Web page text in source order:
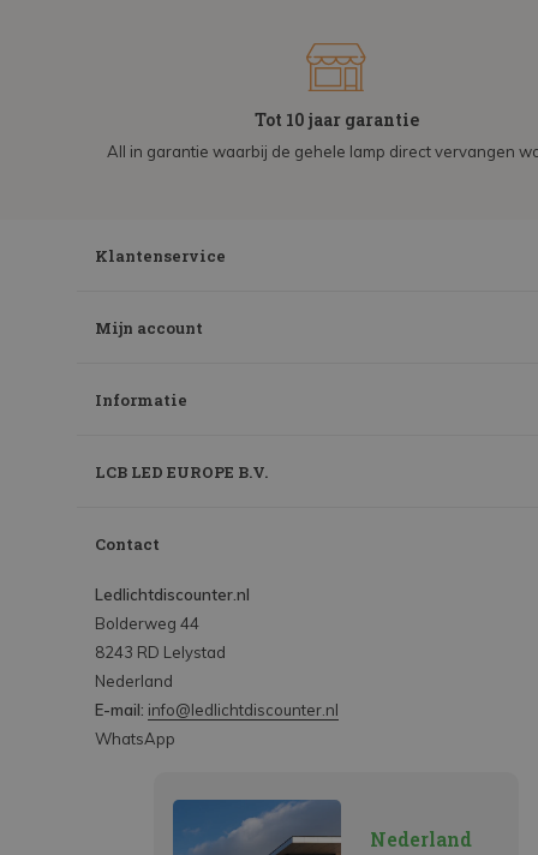
Tot 10 jaar garantie
All in garantie waarbij de gehele lamp direct vervangen
Klantenservice
Mijn account
Informatie
LCB LED EUROPE B.V.
Contact
Ledlichtdiscounter.nl
Bolderweg 44
8243 RD Lelystad
Nederland
E-mail: info@ledlichtdiscounter.nl
WhatsApp
Nederland